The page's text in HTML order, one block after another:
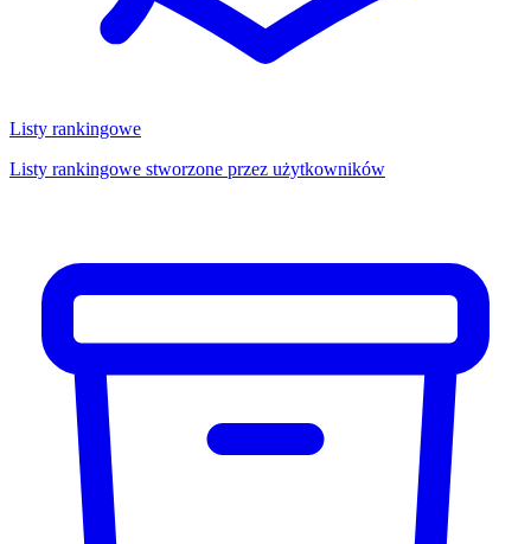
Listy rankingowe
Listy rankingowe stworzone przez użytkowników